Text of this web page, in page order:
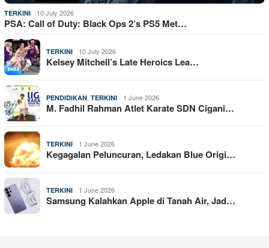
TERKINI 10 July 2026
PSA: Call of Duty: Black Ops 2’s PS5 Met…
TERKINI 10 July 2026
Kelsey Mitchell’s Late Heroics Lea…
PENDIDIKAN TERKINI 1 June 2026
M. Fadhil Rahman Atlet Karate SDN Cigani…
TERKINI 1 June 2026
Kegagalan Peluncuran, Ledakan Blue Origi…
TERKINI 1 June 2026
Samsung Kalahkan Apple di Tanah Air, Jad…